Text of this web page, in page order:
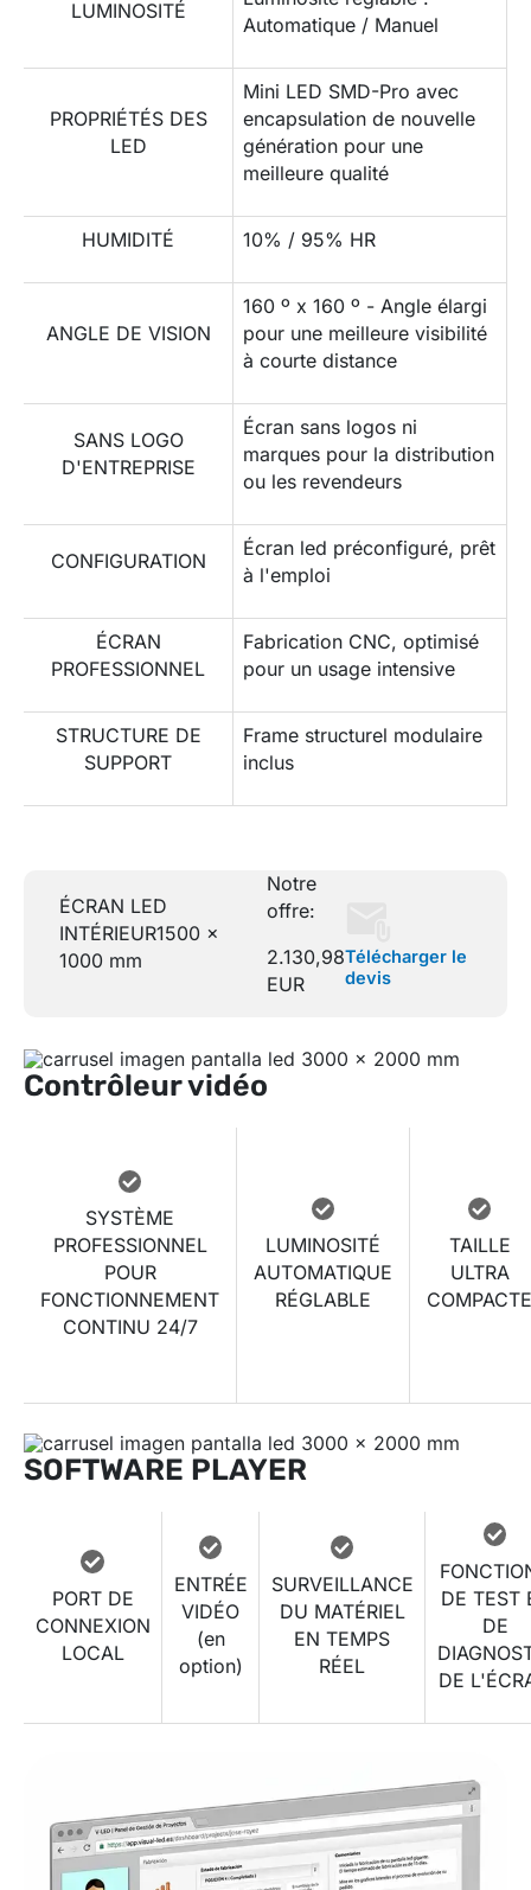
LUMINOSITÉ
Automatique / Manuel
PROPRIÉTÉS DES
LED
Mini LED SMD-Pro avec
encapsulation de nouvelle
génération pour une
meilleure qualité
HUMIDITÉ 10% / 95% HR
ANGLE DE VISION
160 º x 160 º - Angle élargi
pour une meilleure visibilité
à courte distance
SANS LOGO
D'ENTREPRISE
Écran sans logos ni
marques pour la distribution
ou les revendeurs
CONFIGURATION
Écran led préconfiguré, prêt
à l'emploi
ÉCRAN
PROFESSIONNEL
Fabrication CNC, optimisé
pour un usage intensive
STRUCTURE DE
SUPPORT
Frame structurel modulaire
inclus
ÉCRAN LED
INTÉRIEUR1500 x
1000 mm
Notre
offre:
2.130,98
EUR
Télécharger le
devis
Contrôleur vidéo
SYSTÈME
PROFESSIONNEL
POUR
FONCTIONNEMENT
CONTINU 24/7
LUMINOSITÉ
AUTOMATIQUE
RÉGLABLE
TAILLE
ULTRA
COMPACTE
SOFTWARE PLAYER
PORT DE
CONNEXION
LOCAL
ENTRÉE
VIDÉO
(en
option)
SURVEILLANCE
DU MATÉRIEL
EN TEMPS
RÉEL
DE TEST
DE
DE